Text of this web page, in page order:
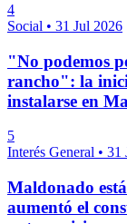
4
Social • 31 Jul 2026
"No podemos
rancho": la
instalarse en
5
Interés General • 31
Maldonado
aumentó el